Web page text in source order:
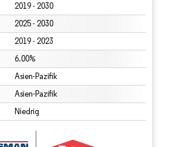
2019 - 2030
2025 - 2030
2019 - 2023
6.00%
Asien-Pazifik
Asien-Pazifik
Niedrig